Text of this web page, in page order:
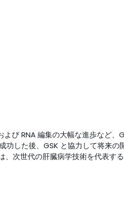
び RNA 編集の大幅な進歩など、
した後、GSK と協力して将来の
、次世代の肝臓病学技術を代表す